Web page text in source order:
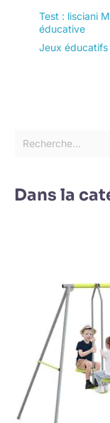
Test : lisciani
éducative
Jeux éducatifs
Dans la